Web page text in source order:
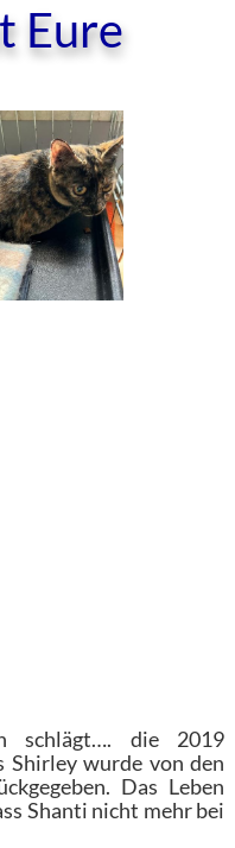
Eure
schlägt…. die 2019
wurde von den
Das Leben
Shanti nicht mehr bei